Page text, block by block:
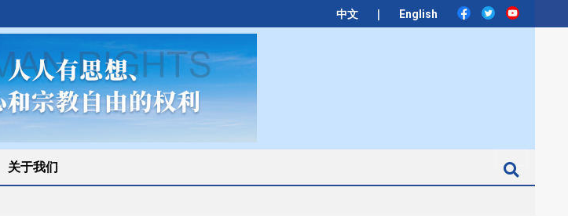
中文 | English
关于我们